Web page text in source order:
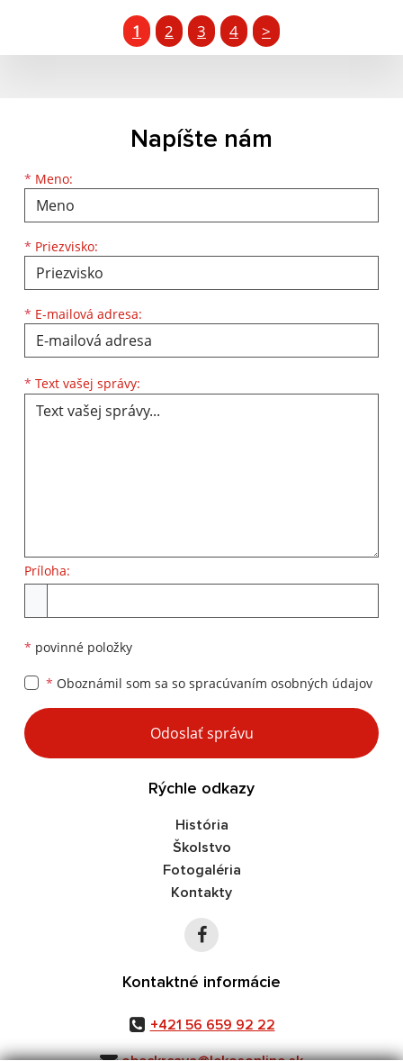
1 2 3 4 >
Napíšte nám
* Meno:
Meno
* Priezvisko:
Priezvisko
* E-mailová adresa:
E-mailová adresa
* Text vašej správy:
Príloha:
* povinné položky
* Oboznámil som sa so spracúvaním osobných údajov
Google reCaptcha Response
Odoslať správu
Rýchle odkazy
História
Školstvo
Fotogaléria
Kontakty
Kontaktné informácie
+421 56 659 92 22